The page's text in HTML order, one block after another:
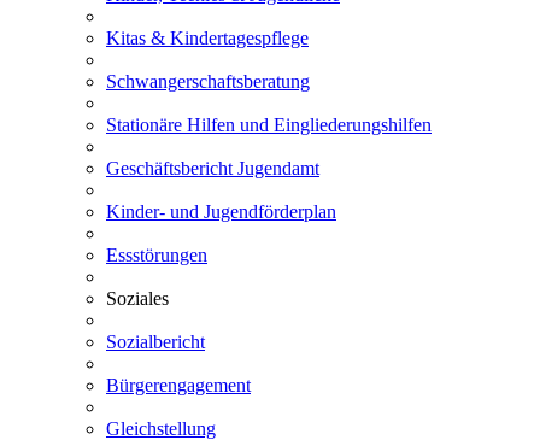
Kitas & Kindertagespflege
Schwangerschaftsberatung
Stationäre Hilfen und Eingliederungshilfen
Geschäftsbericht Jugendamt
Kinder- und Jugendförderplan
Essstörungen
Soziales
Sozialbericht
Bürgerengagement
Gleichstellung